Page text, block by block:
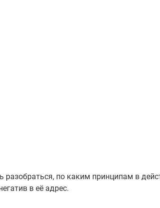
разобраться, по каким принципам в
в её адрес.